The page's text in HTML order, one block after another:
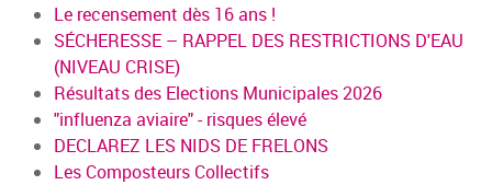
Le recensement dès 16 ans !
SÉCHERESSE – RAPPEL DES RESTRICTIONS D'EAU
(NIVEAU CRISE)
Résultats des Elections Municipales 2026
"influenza aviaire" - risques élevé
DECLAREZ LES NIDS DE FRELONS
Les Composteurs Collectifs